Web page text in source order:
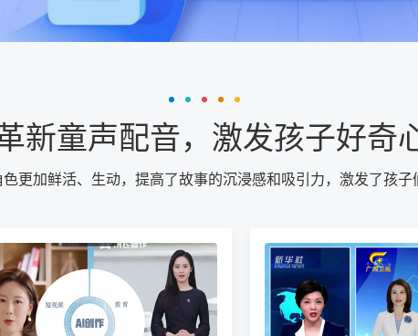
新童声配音，激发孩子好奇
更加鲜活、生动，提高了故事的沉浸感和吸引力，激发了孩子